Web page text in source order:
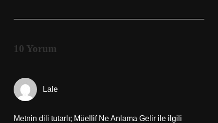
10 Yorum
Lale
Metnin dili tutarlı; Müellif Ne Anlama Gelir ile ilgili